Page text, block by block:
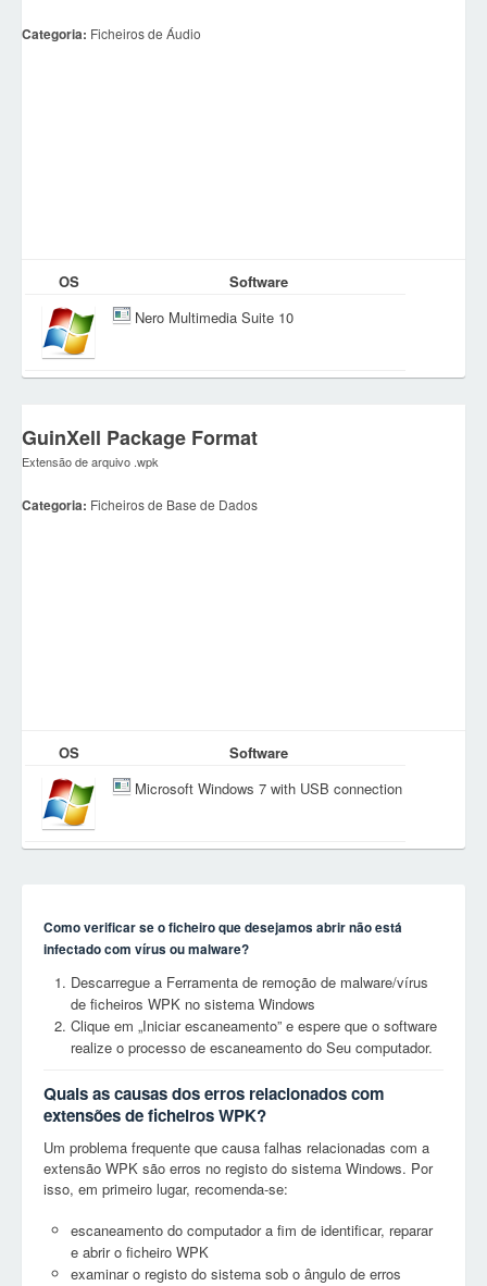
Categoria: Ficheiros de Áudio
OS
Software
Nero Multimedia Suite 10
GuinXell Package Format
Extensão de arquivo .wpk
Categoria: Ficheiros de Base de Dados
OS
Software
Microsoft Windows 7 with USB connection
Como verificar se o ficheiro que desejamos abrir não está
infectado com vírus ou malware?
Descarregue a Ferramenta de remoção de malware/vírus
de ficheiros WPK no sistema Windows
Clique em „Iniciar escaneamento” e espere que o software
realize o processo de escaneamento do Seu computador.
Quais as causas dos erros relacionados com
extensões de ficheiros WPK?
Um problema frequente que causa falhas relacionadas com a
extensão WPK são erros no registo do sistema Windows. Por
isso, em primeiro lugar, recomenda-se:
escaneamento do computador a fim de identificar, reparar
e abrir o ficheiro WPK
examinar o registo do sistema sob o ângulo de erros